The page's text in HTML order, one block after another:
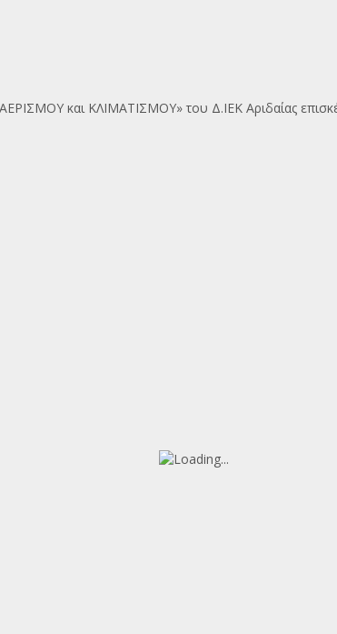
και ΚΛΙΜΑΤΙΣΜΟΥ» του Δ.ΙΕΚ Αριδαίας